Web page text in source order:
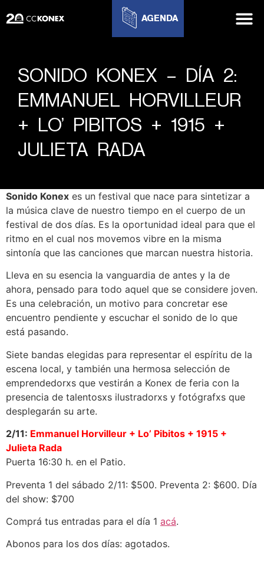
AGENDA
SONIDO KONEX – DÍA 2:
EMMANUEL HORVILLEUR
+ LO’ PIBITOS + 1915 +
JULIETA RADA
Sonido Konex es un festival que nace para sintetizar a
la música clave de nuestro tiempo en el cuerpo de un
festival de dos días. Es la oportunidad ideal para que el
ritmo en el cual nos movemos vibre en la misma
sintonía que las canciones que marcan nuestra historia.
Lleva en su esencia la vanguardia de antes y la de
ahora, pensado para todo aquel que se considere joven.
Es una celebración, un motivo para concretar ese
encuentro pendiente y escuchar el sonido de lo que
está pasando.
Siete bandas elegidas para representar el espíritu de la
escena local, y también una hermosa selección de
emprendedorxs que vestirán a Konex de feria con la
presencia de talentosxs ilustradorxs y fotógrafxs que
desplegarán su arte.
2/11: Emmanuel Horvilleur + Lo’ Pibitos + 1915 +
Julieta Rada
Puerta 16:30 h. en el Patio.
Preventa 1 del sábado 2/11: $500. Preventa 2: $600. Día
del show: $700
Comprá tus entradas para el día 1 acá.
Abonos para los dos días: agotados.